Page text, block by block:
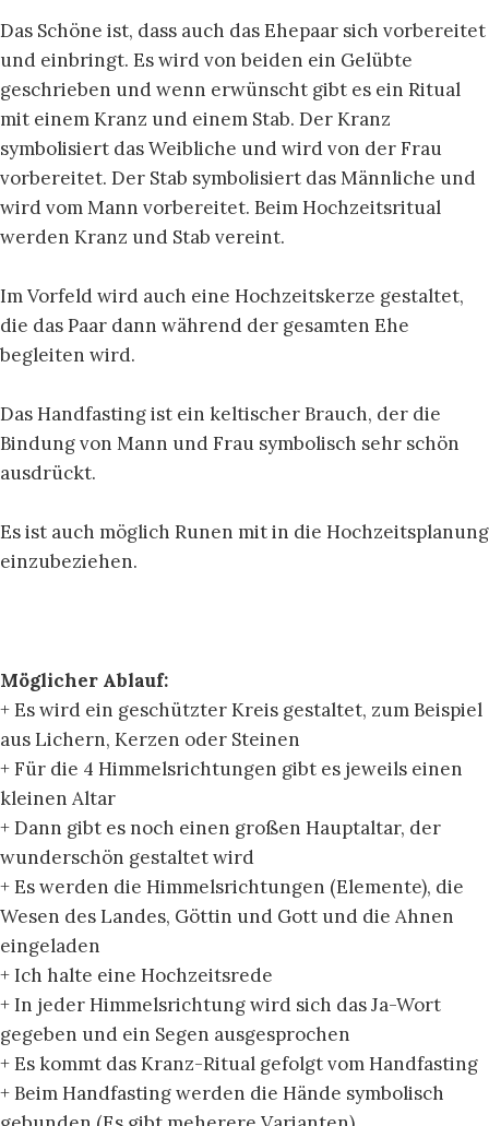
Das Schöne ist, dass auch das Ehepaar sich vorbereitet
und einbringt. Es wird von beiden ein Gelübte
geschrieben und wenn erwünscht gibt es ein Ritual
mit einem Kranz und einem Stab. Der Kranz
symbolisiert das Weibliche und wird von der Frau
vorbereitet. Der Stab symbolisiert das Männliche und
wird vom Mann vorbereitet. Beim Hochzeitsritual
werden Kranz und Stab vereint.
Im Vorfeld wird auch eine Hochzeitskerze gestaltet,
die das Paar dann während der gesamten Ehe
begleiten wird.
Das Handfasting ist ein keltischer Brauch, der die
Bindung von Mann und Frau symbolisch sehr schön
ausdrückt.
Es ist auch möglich Runen mit in die Hochzeitsplanung
einzubeziehen.
Möglicher Ablauf:
+ Es wird ein geschützter Kreis gestaltet, zum Beispiel
aus Lichern, Kerzen oder Steinen
+ Für die 4 Himmelsrichtungen gibt es jeweils einen
kleinen Altar
+ Dann gibt es noch einen großen Hauptaltar, der
wunderschön gestaltet wird
+ Es werden die Himmelsrichtungen (Elemente), die
Wesen des Landes, Göttin und Gott und die Ahnen
eingeladen
+ Ich halte eine Hochzeitsrede
+ In jeder Himmelsrichtung wird sich das Ja-Wort
gegeben und ein Segen ausgesprochen
+ Es kommt das Kranz-Ritual gefolgt vom Handfasting
+ Beim Handfasting werden die Hände symbolisch